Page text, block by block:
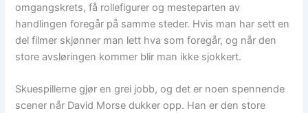
omgangskrets, få rollefigurer og mesteparten av
handlingen foregår på samme steder. Hvis man har sett en
del filmer skjønner man lett hva som foregår, og når den
store avsløringen kommer blir man ikke sjokkert.
Skuespillerne gjør en grei jobb, og det er noen spennende
scener når David Morse dukker opp. Han er den store